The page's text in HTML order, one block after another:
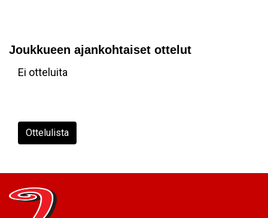
Joukkueen ajankohtaiset ottelut
Ei otteluita
Ottelulista